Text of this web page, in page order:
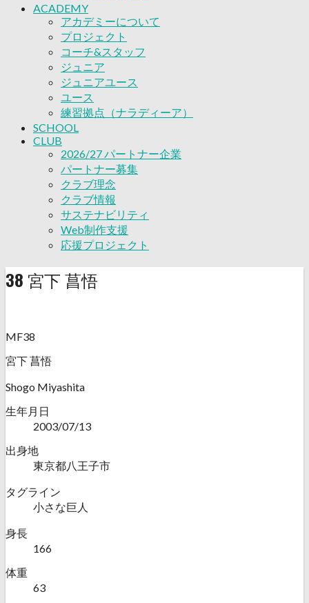
ACADEMY
アカデミーについて
プロジェクト
コーチ&スタッフ
ジュニア
ジュニアユース
ユース
練習拠点（ナラディーア）
SCHOOL
CLUB
2026/27 パートナー企業
パートナー募集
クラブ理念
クラブ情報
サステナビリティ
Web制作支援
応援プロジェクト
38 宮下 菖悟
MF38
宮下 菖悟
Shogo Miyashita
生年月日
2003/07/13
出身地
東京都八王子市
タグライン
小さな巨人
身長
166
体重
63